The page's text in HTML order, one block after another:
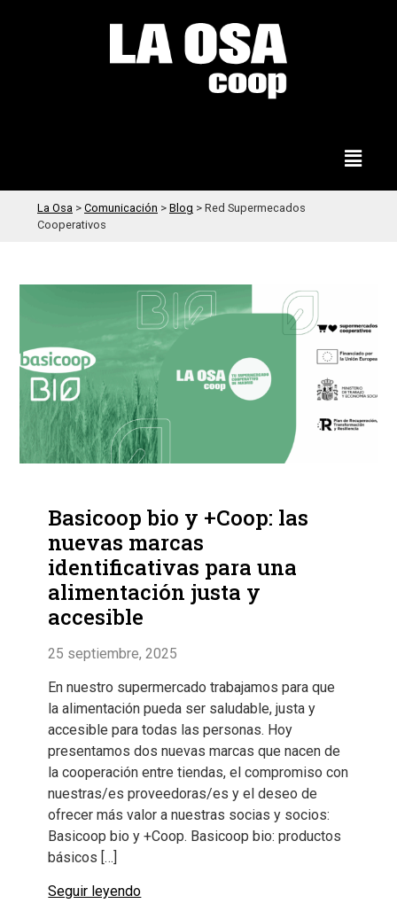
La Osa > Comunicación > Blog > Red Supermecados
Cooperativos
Basicoop bio y +Coop: las
nuevas marcas
identificativas para una
alimentación justa y
accesible
25 septiembre, 2025
En nuestro supermercado trabajamos para que
la alimentación pueda ser saludable, justa y
accesible para todas las personas. Hoy
presentamos dos nuevas marcas que nacen de
la cooperación entre tiendas, el compromiso con
nuestras/es proveedoras/es y el deseo de
ofrecer más valor a nuestras socias y socios:
Basicoop bio y +Coop. Basicoop bio: productos
básicos […]
Seguir leyendo